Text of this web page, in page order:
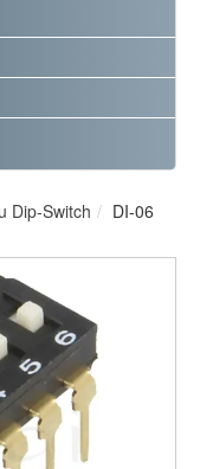
Dip-Switch DI-06